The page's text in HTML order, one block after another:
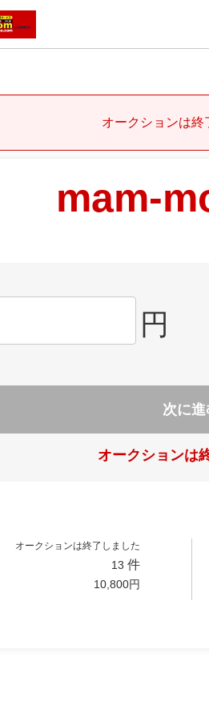
オークションは終
mam-
円
次に進
オークションは
オークションは終了しました
13 件
10,800円